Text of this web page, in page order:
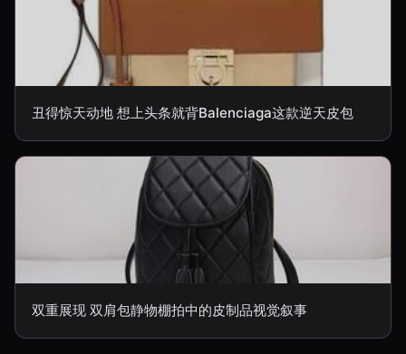
丑得惊天动地 想上头条就背Balenciaga这款逆天皮包
双重展现 双肩包静物棚拍中的皮制品视觉叙事